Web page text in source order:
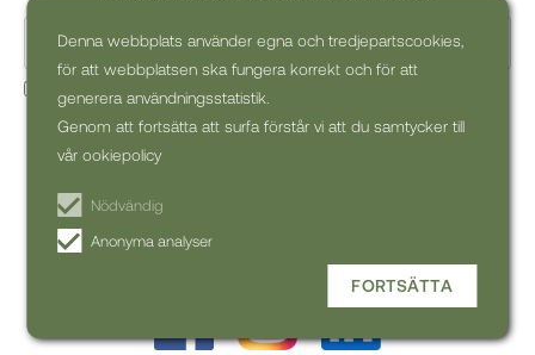
Denna webbplats använder egna och tredjepartscookies,
för att webbplatsen ska fungera korrekt och för att
generera användningsstatistik.
Genom att fortsätta att surfa förstår vi att du samtycker till
vår ookiepolicy
Nödvändig
Anonyma analyser
FORTSÄTTA
Ja, jag skulle vilja få kommersiella nyhetsbrev (kan alltid
avsluta prenumerationen)